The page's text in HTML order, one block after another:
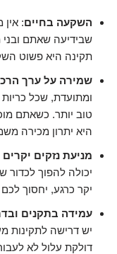
השקעה בחיים: אין
שבידיעה שאתם ובני
תקינה היא פשוט
שמירה על ערך
ומתועדת, שכל
טוב יותר. כשאתם
היא יתרון מכירה
מניעת נזקים יקרים
יכולה להפוך לכדור
יקר כרגע, יחסוך
עמידה בתקנים
יש דרישה לתקינות
דולקת עלול לא